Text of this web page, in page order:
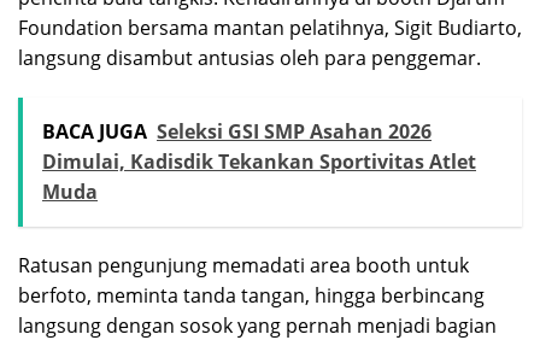
Foundation bersama mantan pelatihnya, Sigit Budiarto,
langsung disambut antusias oleh para penggemar.
BACA JUGA Seleksi GSI SMP Asahan 2026
Dimulai, Kadisdik Tekankan Sportivitas Atlet
Muda
Ratusan pengunjung memadati area booth untuk
berfoto, meminta tanda tangan, hingga berbincang
langsung dengan sosok yang pernah menjadi bagian